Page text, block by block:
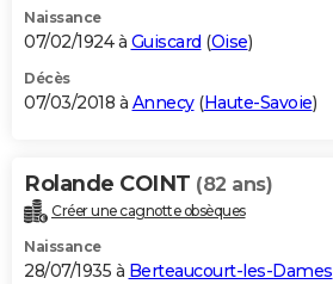
Naissance
07/02/1924 à Guiscard (Oise)
Décès
07/03/2018 à Annecy(Haute-Savoie)
Rolande COINT (82 ans)
Créer une cagnotte obsèques
Naissance
28/07/1935 à Berteaucourt-les-Dames